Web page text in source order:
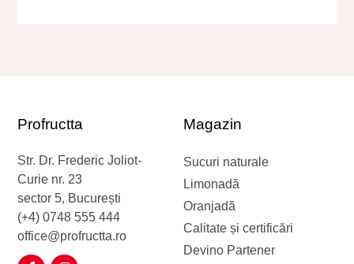
Profructta
Str. Dr. Frederic Joliot-
Curie nr. 23
sector 5, București
(+4) 0748 555 444
office@profructta.ro
Magazin
Sucuri naturale
Limonadă
Oranjadă
Calitate și certificări
Devino Partener